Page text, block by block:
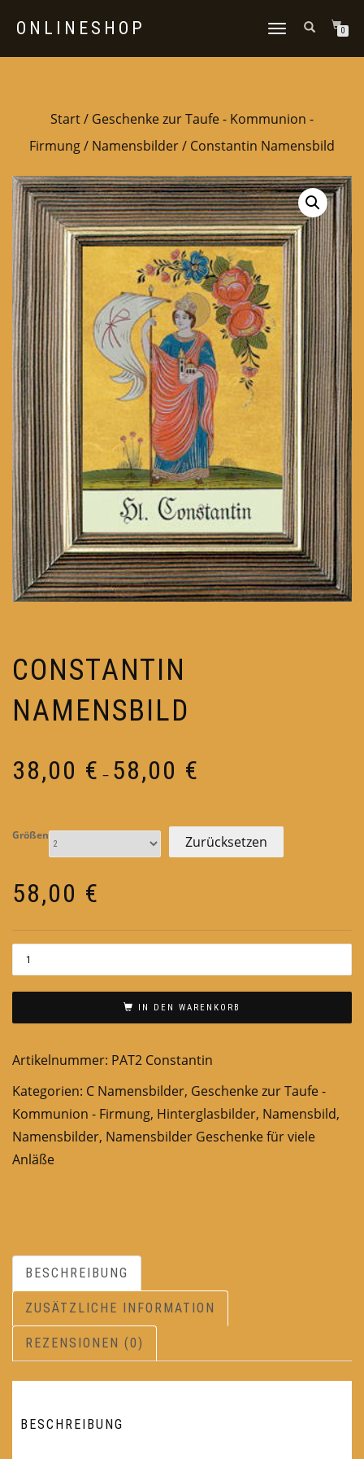
ONLINESHOP
NAVIGATION
0
Start/ Geschenke zur Taufe - Kommunion -
Firmung/ Namensbilder/ Constantin Namensbild
CONSTANTIN
NAMENSBILD
38,00 € – 58,00 €
58,00 €
Größen Zurücksetzen
58,00 €
IN DEN WARENKORB
Artikelnummer: PAT2 Constantin
Kategorien: C Namensbilder, Geschenke zur Taufe -
Kommunion - Firmung, Hinterglasbilder, Namensbild,
Namensbilder, Namensbilder Geschenke für viele
Anläße
BESCHREIBUNG
ZUSÄTZLICHE INFORMATION
REZENSIONEN (0)
BESCHREIBUNG